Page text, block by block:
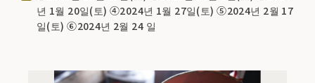
년 1월 20일(토) ④2024년 1월 27일(토) ⑤2024년 2월 17
일(토) ⑥2024년 2월 24 일